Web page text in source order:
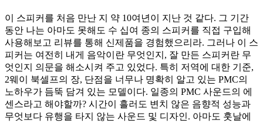
이 스피커를 처음 만난 지 약 10여년이 지난 것 같다. 그 기간
동안 나는 아마도 못해도 수 십여 종의 스피커를 직접 구입해
사용해보고 리뷰를 통해 신제품을 경험했으리라. 그러나 이 스
피커는 여전히 내게 음악이란 무엇인지, 잘 만든 스피커란 무
엇인지 의문을 해소시켜 주고 있었다. 특히 저역에 대한 기준,
2웨이 북셀프의 장, 단점을 너무나 명확히 알고 있는 PMC의
노하우가 듬뚝 담겨 있는 모델이다. 일종의 PMC 사운드의 에
센스라고 해야할까? 시간이 흘러도 변치 않은 음향적 성능과
무엇보다 유행을 타지 않는 사운드 및 디자인. 아마도 훗날에